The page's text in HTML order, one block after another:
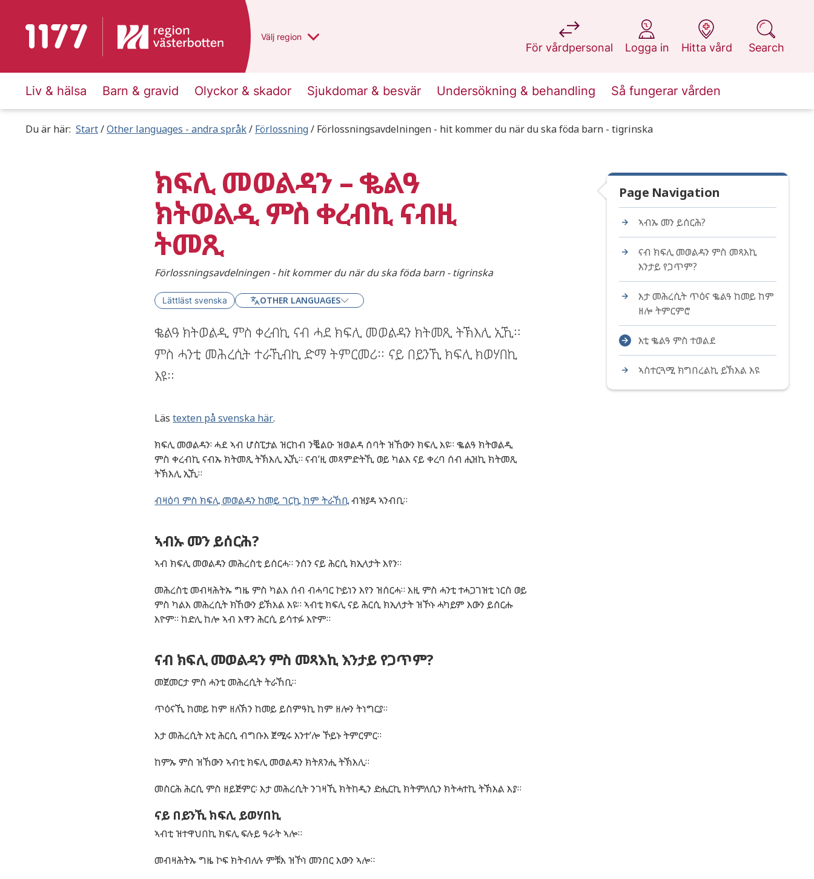
To start page for 1177 Du har valt region
Välj en annan
region
För vårdpersonal
at 1177.se
Logga in
at 1177.se
Hitta vård
at 1177.se
Search
at 1177.se
Liv & hälsa Barn & gravid Olyckor & skador Sjukdomar & besvär Undersökning & behandling Så fungerar vården
Du är här: Start Other languages - andra språk Förlossning Förlossningsavdelningen - hit kommer du när du ska föda barn - tigrinska
ክፍሊ መወልዳን – ቈልዓ
ክትወልዲ ምስ ቀረብኪ ናብዚ
ትመጺ
Förlossningsavdelningen - hit kommer du när du ska föda barn - tigrinska
Lättläst svenska OTHER LANGUAGES
ቈልዓ ክትወልዲ ምስ ቀረብኪ ናብ ሓደ ክፍሊ መወልዳን ክትመጺ ትኽእሊ ኢኺ።
ምስ ሓንቲ መሕረሲት ተራኺብኪ ድማ ትምርመሪ። ናይ በይንኺ ክፍሊ ክወሃበኪ
እዩ።
Lästexten på svenska här.
ክፍሊ መወልዳን፡ ሓደ ኣብ ሆስፒታል ዝርከብ ንቘልዑ ዝወልዳ ሰባት ዝኸውን ክፍሊ እዩ። ቈልዓ ክትወልዲ
ምስ ቀረብኪ ናብኡ ክትመጺ ትኽእሊ ኢኺ። ናብ’ዚ መጻምድትኺ ወይ ካልእ ናይ ቀረባ ሰብ ሒዝኪ ክትመጺ
ትኽእሊ ኢኺ።
ብዛዕባ ምስ ክፍሊ መወልዳን ከመይ ገርኪ ከም ትራኸቢብዝያዳ ኣንብቢ።
ኣብኡ መን ይሰርሕ?
ኣብ ክፍሊ መወልዳን መሕረስቲ ይሰርሓ። ንሰን ናይ ሕርሲ ክኢላታት እየን።
መሕረስቲ መብዛሕትኡ ግዜ ምስ ካልእ ሰብ ብሓባር ኮይነን እየን ዝሰርሓ። እዚ ምስ ሓንቲ ተሓጋገዝቲ ነርስ ወይ
ምስ ካልእ መሕረሲት ክኸውን ይኽእል እዩ። ኣብቲ ክፍሊ ናይ ሕርሲ ክኢላታት ዝኾኑ ሓካይም እውን ይሰርሑ
እዮም። ከድሊ ከሎ ኣብ እዋን ሕርሲ ይሳተፉ እዮም።
ናብ ክፍሊ መወልዳን ምስ መጻእኪ እንታይ የጋጥም?
መጀመርታ ምስ ሓንቲ መሕረሲት ትራኸቢ።
ጥዕናኺ ከመይ ከም ዘለኽን ከመይ ይስምዓኪ ከም ዘሎን ትነግርያ።
እታ መሕረሲት እቲ ሕርሲ ብግቡእ ጀሚሩ እንተ’ሎ ኾይኑ ትምርምር።
ከምኡ ምስ ዝኸውን ኣብቲ ክፍሊ መወልዳን ክትጸንሒ ትኽእሊ።
መስርሕ ሕርሲ ምስ ዘይጅምር፡ እታ መሕረሲት ንገዛኺ ክትከዲን ድሒርኪ ክትምለሲን ክትሓተኪ ትኽእል እያ።
ናይ በይንኺ ክፍሊ ይወሃበኪ
ኣብቲ ዝተዋህበኪ ክፍሊ ፍሉይ ዓራት ኣሎ።
መብዛሕትኡ ግዜ ኮፍ ክትብለሉ ምቹእ ዝኾነ መንበር እውን ኣሎ።
Page Navigation
ኣብኡ መን ይሰርሕ?
ናብ ክፍሊ መወልዳን ምስ መጻእኪ
እንታይ የጋጥም?
እታ መሕረሲት ጥዕና ቈልዓ ከመይ ከም
ዘሎ ትምርምሮ
እቲ ቈልዓ ምስ ተወልደ
ኣስተርጓሚ ክግበረልኪ ይኽእል እዩ